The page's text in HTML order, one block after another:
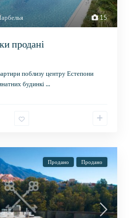
15
продані
поблизу центру Естепони
будинкі...
Продано Продано